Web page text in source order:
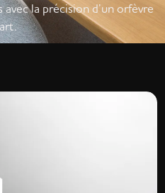
la précision d’un orfèvre